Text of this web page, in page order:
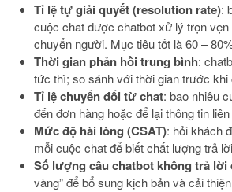
Tỉ lệ tự giải quyết (resolution rate):
cuộc chat được chatbot xử lý trọn
chuyển người. Mục tiêu tốt là 60 –
Thời gian phản hồi trung bình:
tức thì; so sánh với thời gian trước khi
Tỉ lệ chuyển đổi từ chat: bao nhiêu
đến đơn hàng hoặc để lại thông tin liên
Mức độ hài lòng (CSAT): hỏi khách
mỗi cuộc chat để biết chất lượng trả
Số lượng câu chatbot không trả
vàng” để bổ sung kịch bản và cải